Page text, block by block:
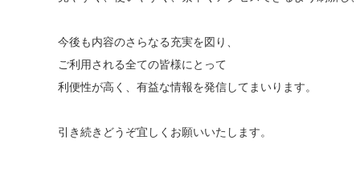
今後も内容のさらなる充実を図り、
ご利用される全ての皆様にとって
利便性が高く、有益な情報を発信してまいります。
引き続きどうぞ宜しくお願いいたします。